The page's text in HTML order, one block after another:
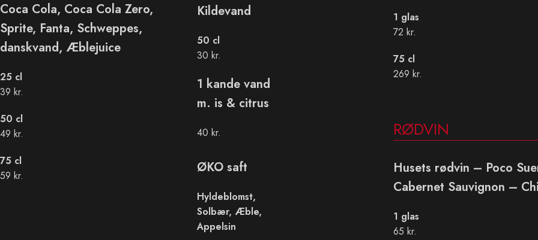
Coca Cola, Coca Cola Zero,
Sprite, Fanta, Schweppes,
danskvand, Æblejuice
25 cl
39 kr.
50 cl
49 kr.
75 cl
59 kr.
Kildevand
50 cl
30 kr.
1 kande vand
m. is & citrus
40 kr.
ØKO saft
Hyldeblomst,
Solbær, Æble,
Appelsin
1 glas
72 kr.
75 cl
269 kr.
RØDVIN
Husets rødvin – Poco
Cabernet Sauvignon –
1 glas
65 kr.